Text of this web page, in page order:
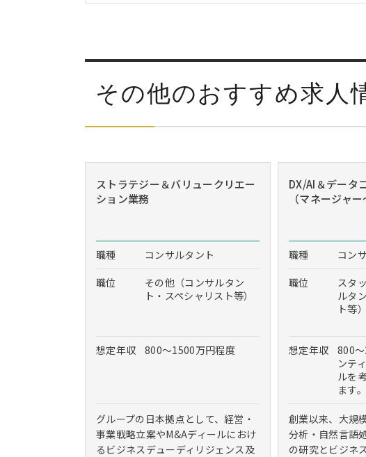
その他のおすすめ求人
ストラテジー＆バリュークリエー
ション業務
職種
コンサルタント
職位
その他（コンサルタン
ト・スペシャリスト等）
想定年収 800～1500万円程度
グループの日本拠点として、経営・
事業戦略立案やM&Aディールにおけ
るビジネスデューディリジェンス及
DX/AI＆データ
（マネージャ
職種
コン
職位
スタ
ルタ
ト等）
想定年収
800
ンテ
ルを
ます。
創業以来、大規
分析・自然言語
の研究とビジネ